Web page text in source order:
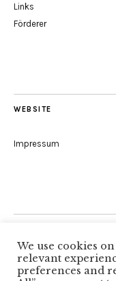
Links
Förderer
WEBSITE
Impressum
We use cookies
relevant
preferences and